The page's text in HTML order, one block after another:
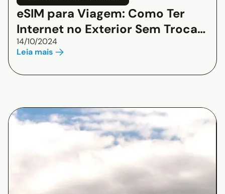
eSIM para Viagem: Como Ter
Internet no Exterior Sem Trocar
de Chip
14/10/2024
Leia mais